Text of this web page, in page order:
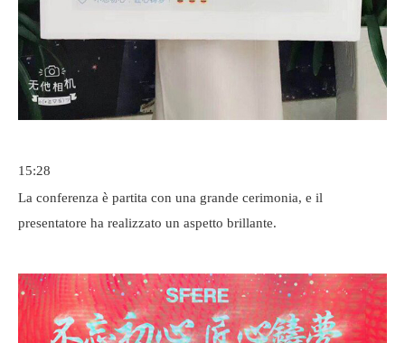
15:28
La conferenza è partita con una grande cerimonia, e il
presentatore ha realizzato un aspetto brillante.